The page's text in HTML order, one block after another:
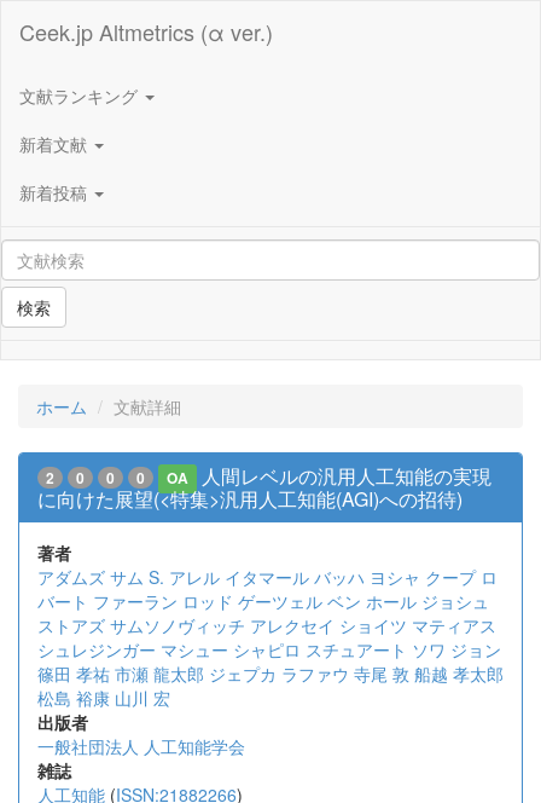
Ceek.jp Altmetrics (α ver.)
文献ランキング
新着文献
新着投稿
検索
ホーム 文献詳細
2 0 0 0 OA
人間レベルの汎用人工知能の実現
に向けた展望(<特集>汎用人工知能(AGI)への招待)
著者
アダムズ サム S. アレル イタマール バッハ ヨシャ クープ ロ
バート ファーラン ロッド ゲーツェル ベン ホール ジョシュ
ストアズ サムソノヴィッチ アレクセイ ショイツ マティアス
シュレジンガー マシュー シャピロ スチュアート ソワ ジョン
篠田 孝祐 市瀬 龍太郎 ジェプカ ラファウ 寺尾 敦 船越 孝太郎
松島 裕康 山川 宏
出版者
一般社団法人 人工知能学会
雑誌
人工知能 (ISSN:21882266)